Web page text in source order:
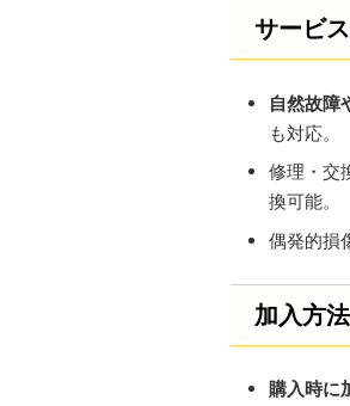
サービ
自然故障
も対応。
修理・交
換可能。
偶発的損
加入方
購入時に